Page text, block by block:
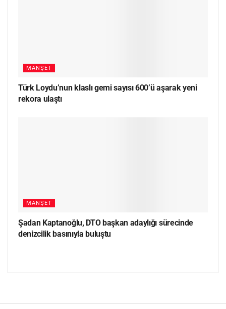
MANŞET
Türk Loydu’nun klaslı gemi sayısı 600’ü aşarak yeni
rekora ulaştı
MANŞET
Şadan Kaptanoğlu, DTO başkan adaylığı sürecinde
denizcilik basınıyla buluştu